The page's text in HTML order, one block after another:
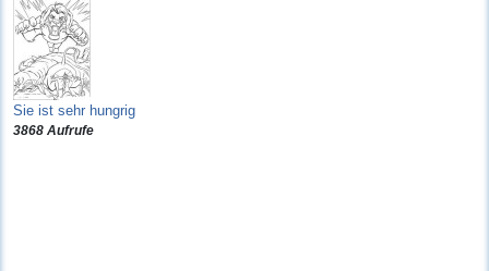
Sie ist sehr hungrig
3868 Aufrufe